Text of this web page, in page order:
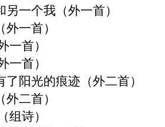
另一个我（外一首）
外一首）
一首）
一首）
了阳光的痕迹（外二首）
外二首）
组诗）